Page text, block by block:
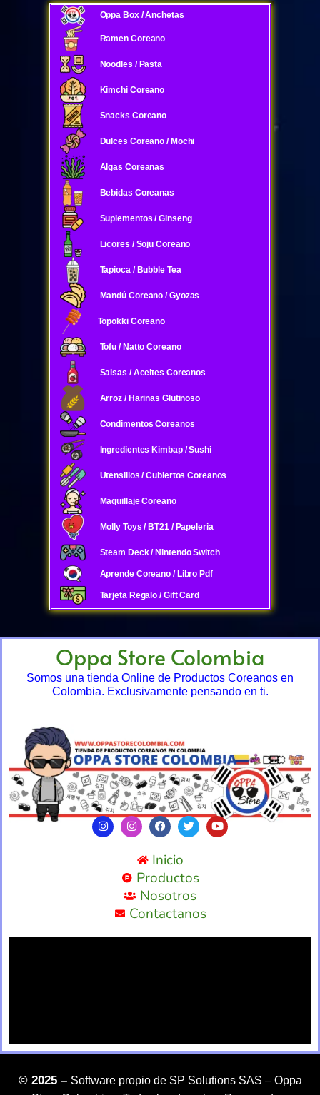
Oppa Box / Anchetas
Ramen Coreano
Noodles / Pasta
Kimchi Coreano
Snacks Coreano
Dulces Coreano / Mochi
Algas Coreanas
Bebidas Coreanas
Suplementos / Ginseng
Licores / Soju Coreano
Tapioca / Bubble Tea
Mandú Coreano / Gyozas
Topokki Coreano
Tofu / Natto Coreano
Salsas / Aceites Coreanos
Arroz / Harinas Glutinoso
Condimentos Coreanos
Ingredientes Kimbap / Sushi
Utensilios / Cubiertos Coreanos
Maquillaje Coreano
Molly Toys / BT21 / Papeleria
Steam Deck / Nintendo Switch
Aprende Coreano / Libro Pdf
Tarjeta Regalo / Gift Card
Oppa Store Colombia
Somos una tienda Online de Productos Coreanos en
Colombia. Exclusivamente pensando en ti.
Inicio
Productos
Nosotros
Contactanos
©2025 – Software propio de SP Solutions SAS – Oppa